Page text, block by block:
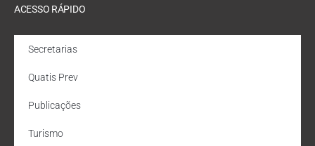
ACESSO RÁPIDO
Secretarias
Quatis Prev
Publicações
Turismo